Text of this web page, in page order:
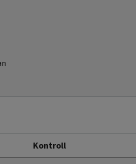
Kontroll